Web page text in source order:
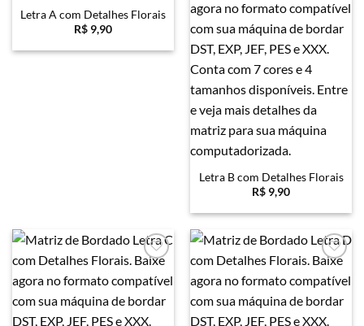
Letra A com Detalhes Florais
R$ 9,90
Letra B com Detalhes Florais
R$ 9,90